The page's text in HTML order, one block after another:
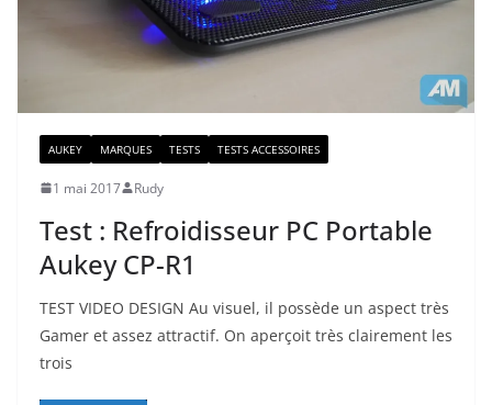
AUKEY MARQUES TESTS TESTS ACCESSOIRES
1 mai 2017 Rudy
Test : Refroidisseur PC Portable
Aukey CP-R1
TEST VIDEO DESIGN Au visuel, il possède un aspect très
Gamer et assez attractif. On aperçoit très clairement les
trois